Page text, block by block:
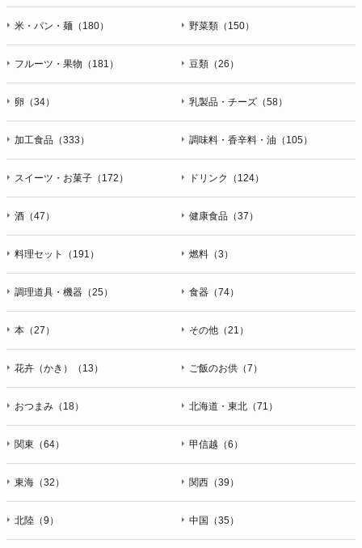
米・パン・麺（180） 野菜類（150）
フルーツ・果物（181） 豆類（26）
卵（34） 乳製品・チーズ（58）
加工食品（333） 調味料・香辛料・油（105）
スイーツ・お菓子（172） ドリンク（124）
酒（47） 健康食品（37）
料理セット（191） 燃料（3）
調理道具・機器（25） 食器（74）
本（27） その他（21）
花卉（かき）（13） ご飯のお供（7）
おつまみ（18） 北海道・東北（71）
関東（64） 甲信越（6）
東海（32） 関西（39）
北陸（9） 中国（35）